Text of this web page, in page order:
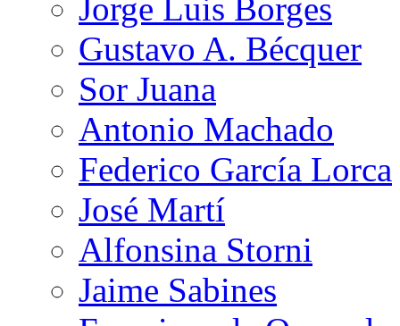
Jorge Luis Borges
Gustavo A. Bécquer
Sor Juana
Antonio Machado
Federico García Lorca
José Martí
Alfonsina Storni
Jaime Sabines